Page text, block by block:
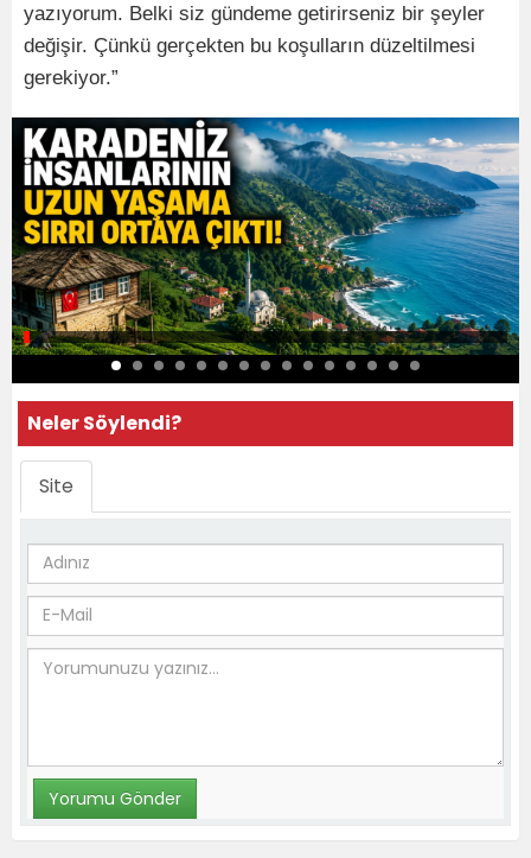
yazıyorum. Belki siz gündeme getirirseniz bir şeyler
değişir. Çünkü gerçekten bu koşulların düzeltilmesi
gerekiyor.”
Neler Söylendi?
Site